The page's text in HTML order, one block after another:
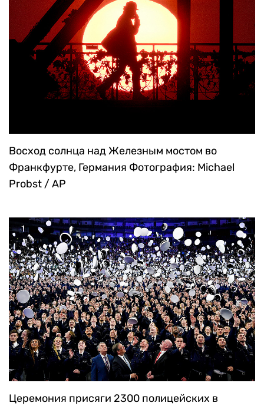
Восход солнца над Железным мостом во
Франкфурте, Германия Фотография: Michael
Probst / AP
Церемония присяги 2300 полицейских в